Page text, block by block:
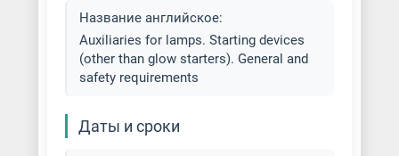
Название английское:
Auxiliaries for lamps. Starting devices
(other than glow starters). General and
safety requirements
Даты и сроки